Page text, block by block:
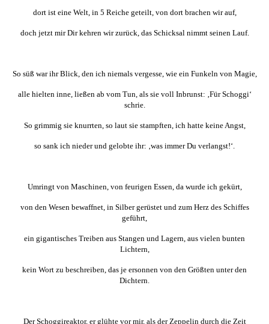
dort ist eine Welt, in 5 Reiche geteilt, von dort brachen wir auf,
doch jetzt mir Dir kehren wir zurück, das Schicksal nimmt seinen Lauf.
So süß war ihr Blick, den ich niemals vergesse, wie ein Funkeln von Magie,
alle hielten inne, ließen ab vom Tun, als sie voll Inbrunst: ‚Für Schoggi‘
schrie.
So grimmig sie knurrten, so laut sie stampften, ich hatte keine Angst,
so sank ich nieder und gelobte ihr: ‚was immer Du verlangst!‘.
Umringt von Maschinen, von feurigen Essen, da wurde ich gekürt,
von den Wesen bewaffnet, in Silber gerüstet und zum Herz des Schiffes
geführt,
ein gigantisches Treiben aus Stangen und Lagern, aus vielen bunten
Lichtern,
kein Wort zu beschreiben, das je ersonnen von den Größten unter den
Dichtern.
Der Schoggireaktor, er glühte vor mir, als der Zeppelin durch die Zeit